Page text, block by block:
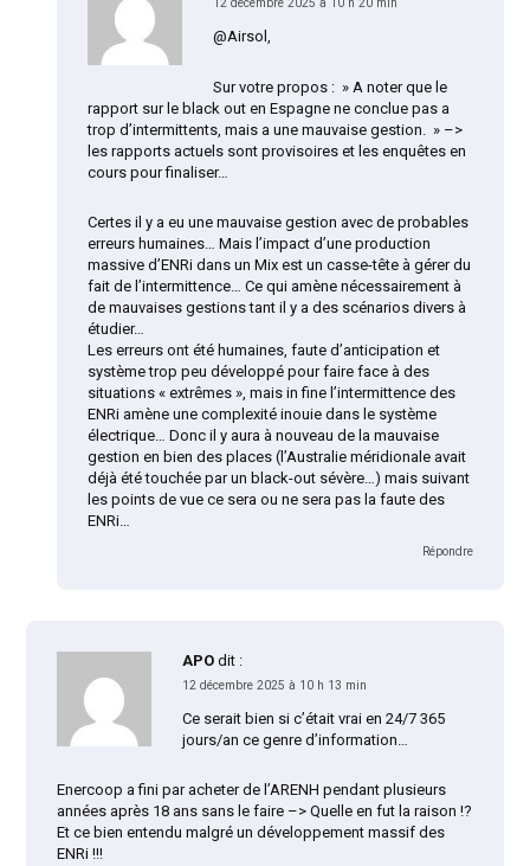
12 décembre 2025 à 10 h 20 min
@Airsol,
Sur votre propos : » A noter que le
rapport sur le black out en Espagne ne conclue pas a
trop d’intermittents, mais a une mauvaise gestion. » –>
les rapports actuels sont provisoires et les enquêtes en
cours pour finaliser…
Certes il y a eu une mauvaise gestion avec de probables
erreurs humaines… Mais l’impact d’une production
massive d’ENRi dans un Mix est un casse-tête à gérer du
fait de l’intermittence… Ce qui amène nécessairement à
de mauvaises gestions tant il y a des scénarios divers à
étudier…
Les erreurs ont été humaines, faute d’anticipation et
système trop peu développé pour faire face à des
situations « extrêmes », mais in fine l’intermittence des
ENRi amène une complexité inouie dans le système
électrique… Donc il y aura à nouveau de la mauvaise
gestion en bien des places (l’Australie méridionale avait
déjà été touchée par un black-out sévère…) mais suivant
les points de vue ce sera ou ne sera pas la faute des
ENRi…
Répondre
APO dit :
12 décembre 2025 à 10 h 13 min
Ce serait bien si c’était vrai en 24/7 365
jours/an ce genre d’information…
Enercoop a fini par acheter de l’ARENH pendant plusieurs
années après 18 ans sans le faire –> Quelle en fut la raison !?
Et ce bien entendu malgré un développement massif des
ENRi !!!